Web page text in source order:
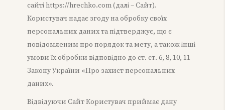
сайті https://hrechko.com (далі – Сайт).
Користувач надає згоду на обробку своїх
персональних даних та підтверджує, що є
повідомленим про порядок та мету, а також інші
умови їх обробки відповідно до ст. ст. 6, 8, 10, 11
Закону України «Про захист персональних
даних».
Відвідуючи Сайт Користувач приймає дану